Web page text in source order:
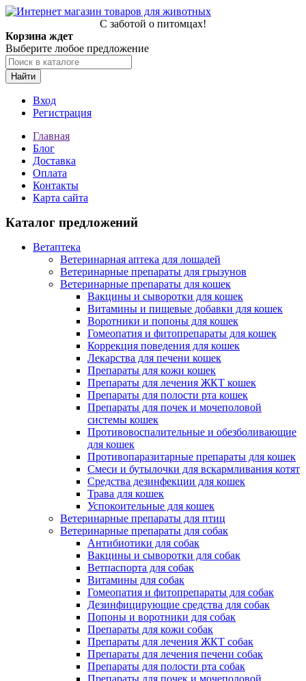
С заботой о питомцах!
Корзина ждет
Выберите любое предложение
Найти
Вход
Регистрация
Главная
Блог
Доставка
Оплата
Контакты
Карта сайта
Каталог предложений
Ветаптека
Ветеринарная аптека для лошадей
Ветеринарные препараты для грызунов
Ветеринарные препараты для кошек
Вакцины и сыворотки для кошек
Витамины и пищевые добавки для кошек
Воротники и попоны для кошек
Гомеопатия и фитопрепараты для кошек
Коррекция поведения для кошек
Лекарства для печени кошек
Препараты для кожи кошек
Препараты для лечения ЖКТ кошек
Препараты для полости рта кошек
Препараты для почек и мочеполовой
системы кошек
Противовоспалительные и обезболивающие
для кошек
Противопаразитарные препараты для кошек
Смеси и бутылочки для вскармливания котят
Средства дезинфекции для кошек
Трава для кошек
Успокоительные для кошек
Ветеринарные препараты для птиц
Ветеринарные препараты для собак
Антибиотики для собак
Вакцины и сыворотки для собак
Ветпаспорта для собак
Витамины для собак
Гомеопатия и фитопрепараты для собак
Дезинфицирующие средства для собак
Попоны и воротники для собак
Препараты для кожи собак
Препараты для лечения ЖКТ собак
Препараты для лечения печени собак
Препараты для полости рта собак
Препараты для почек и мочеполовой